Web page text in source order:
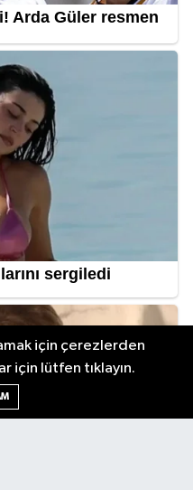
için çerezlerden
için lütfen tıklayın.